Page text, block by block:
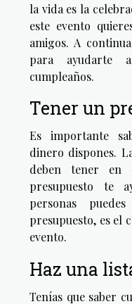
la vida es la
este evento
amigos. A
para ayudarte
cumpleaños.
Tener un
Es importante
dinero dispones.
deben tener en
presupuesto te
personas
presupuesto, es el
evento.
Haz una
Tenías que saber